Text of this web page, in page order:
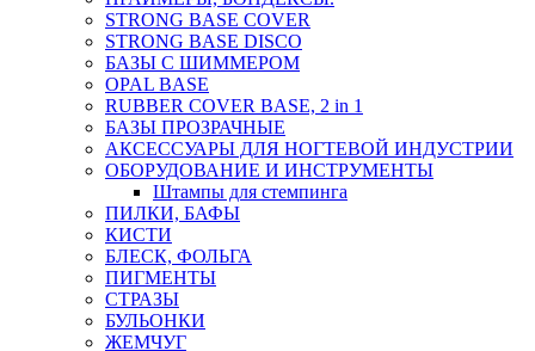
STRONG BASE COVER
STRONG BASE DISCO
БАЗЫ С ШИММЕРОМ
OPAL BASE
RUBBER COVER BASE, 2 in 1
БАЗЫ ПРОЗРАЧНЫЕ
АКСЕССУАРЫ ДЛЯ НОГТЕВОЙ ИНДУСТРИИ
ОБОРУДОВАНИЕ И ИНСТРУМЕНТЫ
Штампы для стемпинга
ПИЛКИ, БАФЫ
КИСТИ
БЛЕСК, ФОЛЬГА
ПИГМЕНТЫ
СТРАЗЫ
БУЛЬОНКИ
ЖЕМЧУГ